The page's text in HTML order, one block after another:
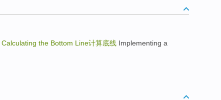
Calculating the Bottom Line计算底线 Implementing a